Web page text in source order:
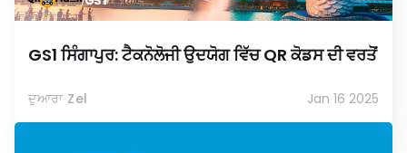
GS1 ਸਿੰਗਾਪੁਰ: ਟੈਕਨੋਲੋਜੀ ਉਦਯੋਗ ਵਿੱਚ QR ਕੋਡਸ ਦੀ ਵਰਤੋਂ
ਦੁਆਰਾ Zel Jan 16 2025